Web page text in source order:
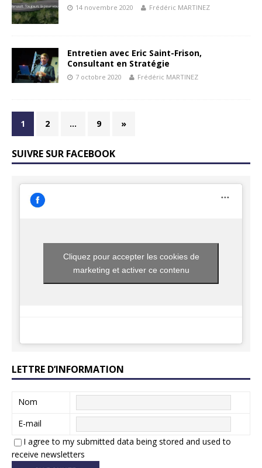
14 novembre 2020 Frédéric MARTINEZ
Entretien avec Eric Saint-Frison,
Consultant en Stratégie
7 octobre 2020 Frédéric MARTINEZ
1 2 … 9 »
SUIVRE SUR FACEBOOK
Cliquez pour accepter les cookies de
marketing et activer ce contenu
LETTRE D’INFORMATION
Nom
E-mail
I agree to my submitted data being stored and used to
receive newsletters